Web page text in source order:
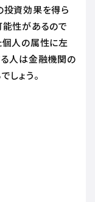
投資効果を得ら
性があるので
個人の属性に左
人は金融機関の
しょう。